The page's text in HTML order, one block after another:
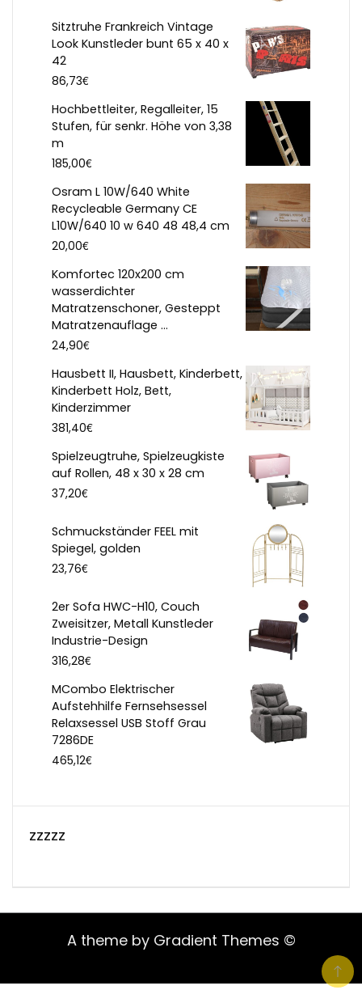
Sitztruhe Frankreich Vintage
Look Kunstleder bunt 65 x 40 x
42
86,73€
Hochbettleiter, Regalleiter, 15
Stufen, für senkr. Höhe von 3,38
m
185,00€
Osram L 10W/640 White
Recycleable Germany CE
L10W/640 10 w 640 48 48,4 cm
20,00€
Komfortec 120x200 cm
wasserdichter
Matratzenschoner, Gesteppt
Matratzenauflage ...
24,90€
Hausbett II, Hausbett, Kinderbett,
Kinderbett Holz, Bett,
Kinderzimmer
381,40€
Spielzeugtruhe, Spielzeugkiste
auf Rollen, 48 x 30 x 28 cm
37,20€
Schmuckständer FEEL mit
Spiegel, golden
23,76€
2er Sofa HWC-H10, Couch
Zweisitzer, Metall Kunstleder
Industrie-Design
316,28€
MCombo Elektrischer
Aufstehhilfe Fernsehsessel
Relaxsessel USB Stoff Grau
7286DE
465,12€
zzzzz
A theme by Gradient Themes ©